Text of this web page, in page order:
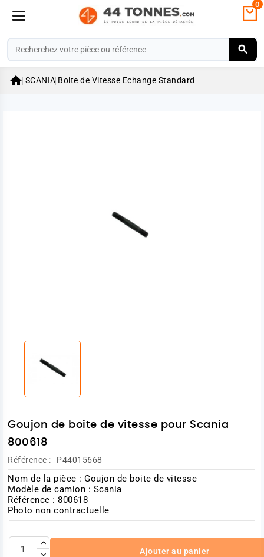
0
 SCANIA Boite de Vitesse Echange Standard
Goujon de boite de vitesse pour Scania
800618
Référence : P44015668
Nom de la pièce : Goujon de boite de vitesse
Modèle de camion : Scania
Référence : 800618
Photo non contractuelle
Ajouter au panier